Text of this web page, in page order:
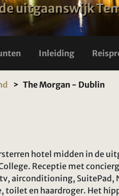
uitgaanswijk
Inleiding
The Morgan - Dublin
hotel midden in de
Receptie met
airconditioning, SuitePad,
toilet en haardroger. Het